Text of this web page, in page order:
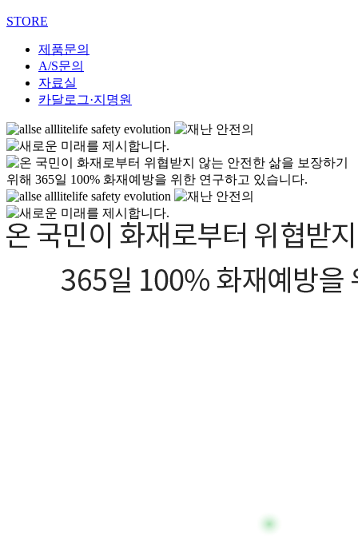
STORE
제품문의
A/S문의
자료실
카달로그·지명원